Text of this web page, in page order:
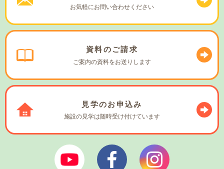
お気軽にお問い合わせください
資料のご請求
ご案内の資料をお送りします
見学のお申込み
施設の見学は随時受け付けています
ぼやあ樹Youtube シェルパフェイスブック